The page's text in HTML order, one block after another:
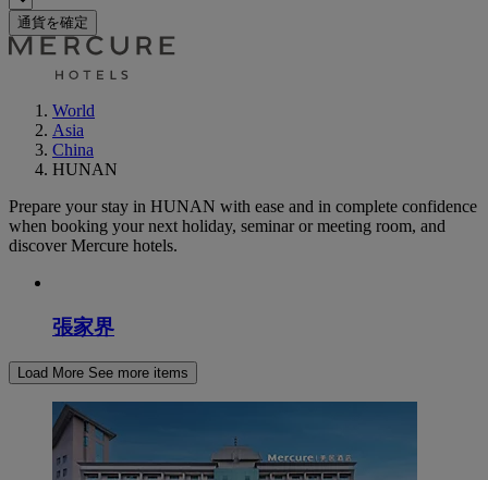
通貨を確定
World
Asia
China
HUNAN
Prepare your stay in HUNAN with ease and in complete confidence
when booking your next holiday, seminar or meeting room, and
discover Mercure hotels.
張家界
Load More See more items